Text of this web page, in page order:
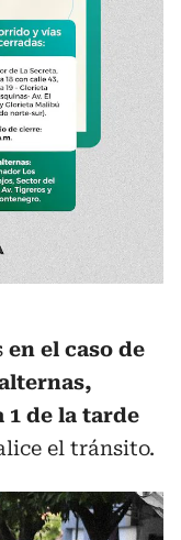
en el caso de
1 de la tarde
el tránsito.